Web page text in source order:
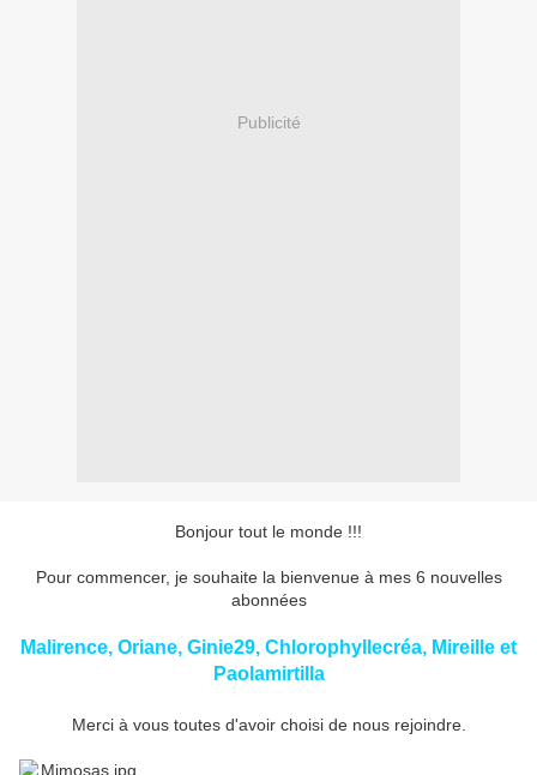
Publicité
Bonjour tout le monde !!!
Pour commencer, je souhaite la bienvenue à mes 6 nouvelles
abonnées
Malirence, Oriane, Ginie29, Chlorophyllecréa, Mireille et
Paolamirtilla
Merci à vous toutes d'avoir choisi de nous rejoindre.